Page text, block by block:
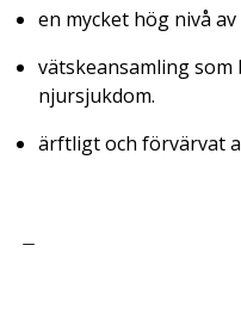
en mycket hög nivå
vätskeansamling
njursjukdom.
ärftligt och förvärvat